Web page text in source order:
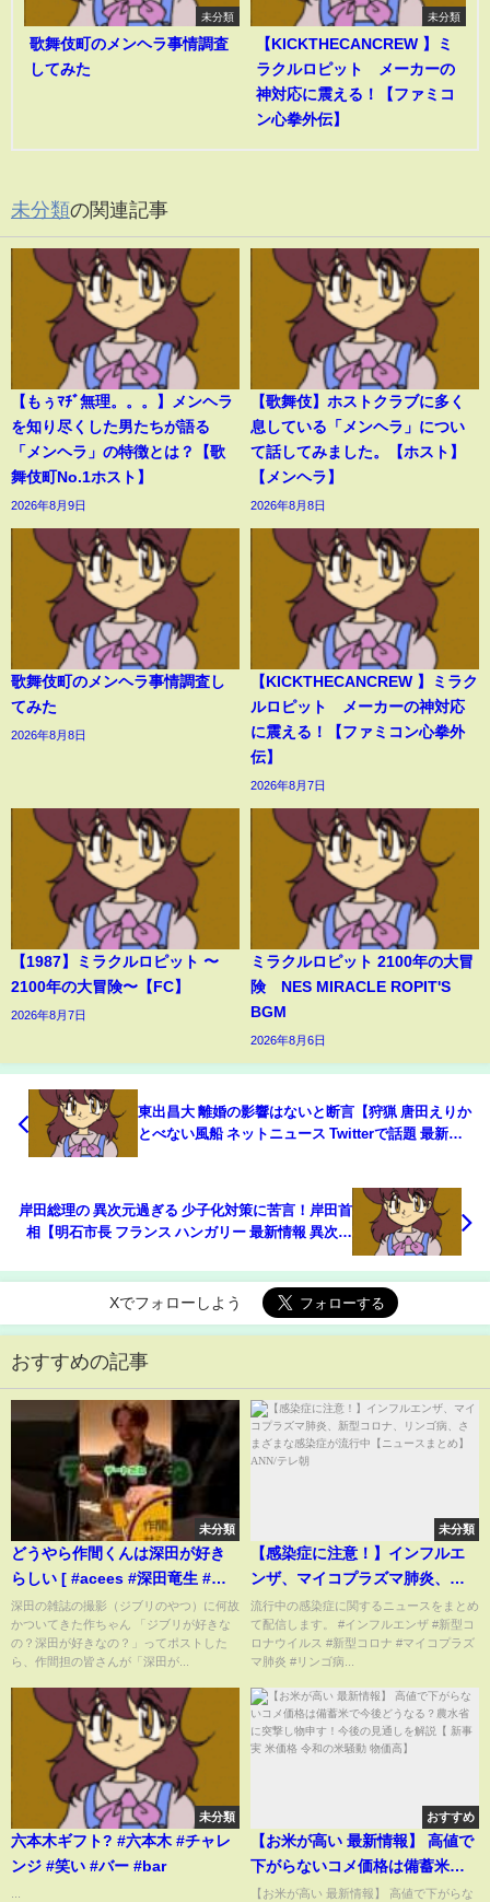
未分類
歌舞伎町のメンヘラ事情調査
してみた
未分類
【KICKTHECANCREW 】ミ
ラクルロピット メーカーの
神対応に震える！【ファミコ
ン心拳外伝】
未分類の関連記事
【もぅﾏﾁﾞ無理。。。】メンヘラ
を知り尽くした男たちが語る
「メンヘラ」の特徴とは？【歌
舞伎町No.1ホスト】
2026年8月9日
【歌舞伎】ホストクラブに多く
息している「メンヘラ」につい
て話してみました。【ホスト】
【メンヘラ】
2026年8月8日
歌舞伎町のメンヘラ事情調査し
てみた
2026年8月8日
【KICKTHECANCREW 】ミラク
ルロピット メーカーの神対応
に震える！【ファミコン心拳外
伝】
2026年8月7日
【1987】ミラクルロピット 〜
2100年の大冒険〜【FC】
2026年8月7日
ミラクルロピット 2100年の大冒
険 NES MIRACLE ROPIT'S
BGM
2026年8月6日
東出昌大 離婚の影響はないと断言【狩猟 唐田えりか
とべない風船 ネットニュース Twitterで話題 最新情
岸田総理の 異次元過ぎる 少子化対策に苦言！岸田首
相【明石市長 フランス ハンガリー 最新情報 異次元
Xでフォローしよう
おすすめの記事
未分類
どうやら作間くんは深田が好き
らしい [ #acees #深田竜生 #作
間龍斗]
深田の雑誌の撮影（ジブリのやつ）に何故
かついてきた作ちゃん 「ジブリが好きな
の？深田が好きなの？」ってポストした
ら、作間担の皆さんが「深田が...
未分類
【感染症に注意！】インフルエ
ンザ、マイコプラズマ肺炎、新
型コロナ、リンゴ病、さまざま
な感染症が流行中【ニュースま
とめ】ANN/テレ朝
流行中の感染症に関するニュースをまとめ
て配信します。 #インフルエンザ #新型コ
ロナウイルス #新型コロナ #マイコプラズ
マ肺炎 #リンゴ病...
未分類
六本木ギフト? #六本木 #チャレ
ンジ #笑い #バー #bar
おすすめ
【お米が高い 最新情報】 高値で
下がらないコメ価格は備蓄米で
今後どうなる？農水省に突撃し
【お米が高い 最新情報】 高値で下がらな